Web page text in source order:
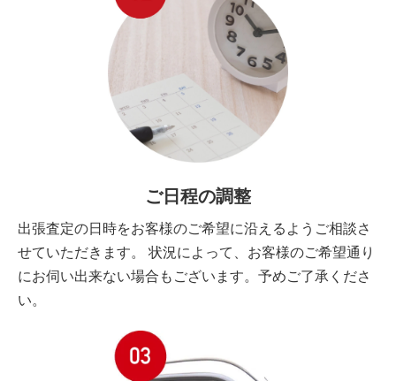
ご日程の調整
出張査定の日時をお客様のご希望に沿えるようご相談さ
せていただきます。 状況によって、お客様のご希望通り
にお伺い出来ない場合もございます。予めご了承くださ
い。